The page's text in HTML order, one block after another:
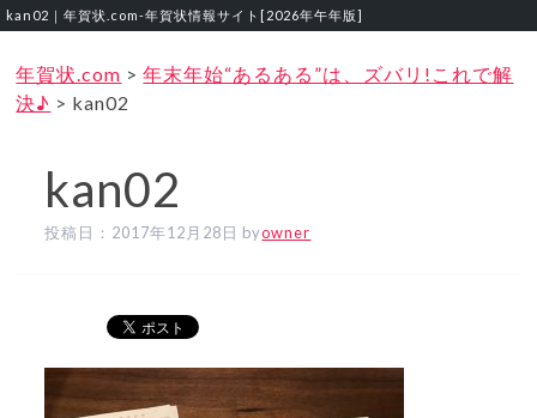
kan02｜年賀状.com‐年賀状情報サイト[2026年午年版]
年賀状.com >年末年始“あるある”は、ズバリ!これで解
決♪ > kan02
kan02
投稿日： 2017年12月28日 byowner